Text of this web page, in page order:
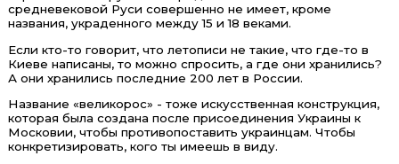
средневековой Руси совершенно не имеет, кроме
названия, украденного между 15 и 18 веками.
Если кто-то говорит, что летописи не такие, что где-то в
Киеве написаны, то можно спросить, а где они хранились?
А они хранились последние 200 лет в России.
Название «великорос» - тоже искусственная конструкция,
которая была создана после присоединения Украины к
Московии, чтобы противопоставить украинцам. Чтобы
конкретизировать, кого ты имеешь в виду.